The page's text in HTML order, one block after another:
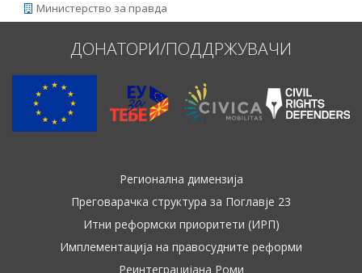
Министерство за правда
ДОНАТОРИ/ПОДДРЖУВАЧИ
Регионална димензија
Преговарачка структура за Поглавје 23
Итни реформски приоритети (ИРП)
Имплементација на правосудните реформи
Реинтеграцијана Роми